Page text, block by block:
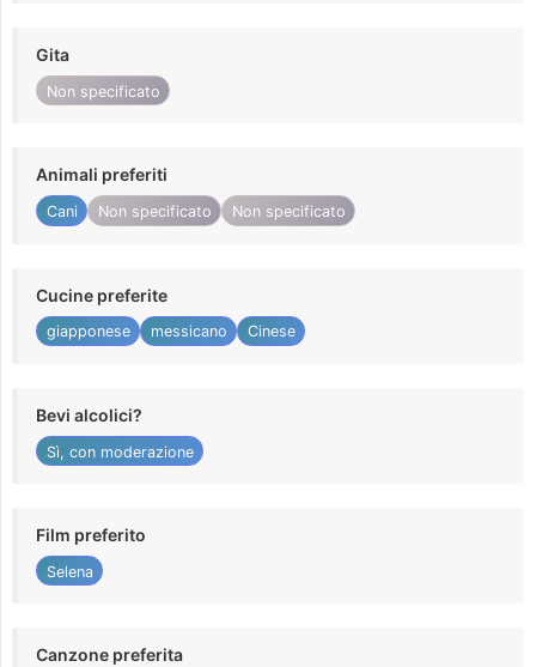
Gita
Non specificato
Animali preferiti
Cani Non specificato Non specificato
Cucine preferite
giapponese messicano Cinese
Bevi alcolici?
Sì, con moderazione
Film preferito
Selena
Canzone preferita